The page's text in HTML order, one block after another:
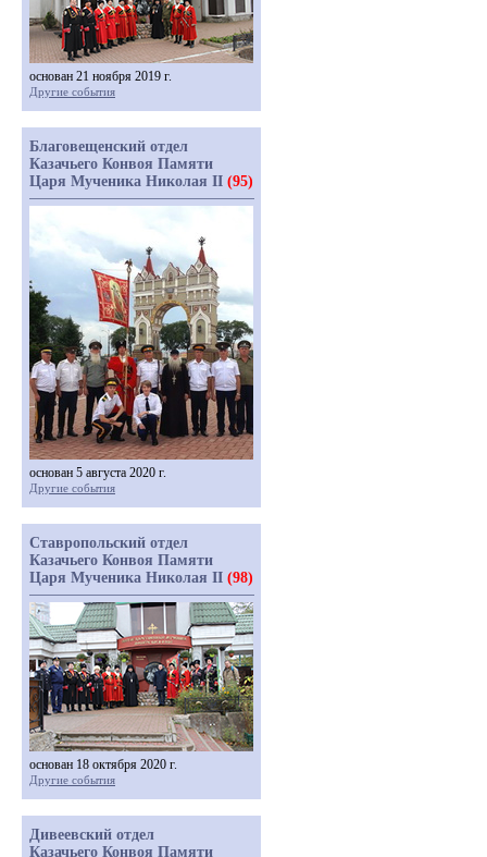
основан 21 ноября 2019 г.
Другие события
Благовещенский отдел
Казачьего Конвоя Памяти
Царя Мученика Николая II (95)
основан 5 августа 2020 г.
Другие события
Ставропольский отдел
Казачьего Конвоя Памяти
Царя Мученика Николая II (98)
основан 18 октября 2020 г.
Другие события
Дивеевский отдел
Казачьего Конвоя Памяти